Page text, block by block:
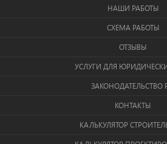
НАШИ РАБОТЫ
СХЕМА РАБОТЫ
ОТЗЫВЫ
УСЛУГИ ДЛЯ
ЗАКОНОДАТЕЛЬСТВО
КОНТАКТЫ
КАЛЬКУЛЯТОР